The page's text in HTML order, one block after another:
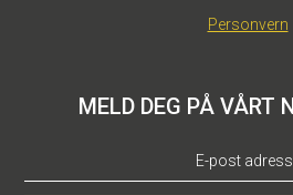
Personvern
MELD DEG PÅ VÅRT